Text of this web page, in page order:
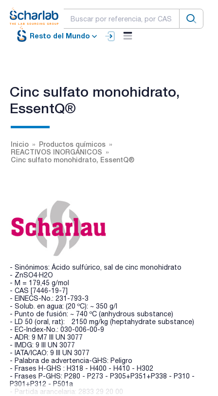
Resto del Mundo
Cinc sulfato monohidrato,
EssentQ®
Inicio
Productos químicos
REACTIVOS INORGÁNICOS
Cinc sulfato monohidrato, EssentQ®
- Sinónimos: Ácido sulfúrico, sal de cinc monohidrato
- ZnSO4·H2O
- M = 179,45 g/mol
- CAS [7446-19-7]
- EINECS-No.: 231-793-3
- Solub. en agua: (20 ºC): ~ 350 g/l
- Punto de fusión: ~ 740 ºC (anhydrous substance)
- LD 50 (oral, rat): 2150 mg/kg (heptahydrate substance)
- EC-Index-No.: 030-006-00-9
- ADR: 9 M7 III UN 3077
- IMDG: 9 III UN 3077
- IATA/ICAO: 9 III UN 3077
- Palabra de advertencia-GHS: Peligro
- Frases H-GHS : H318 - H400 - H410 - H302
- Frases P-GHS: P280 - P273 - P305+P351+P338 - P310 -
P301+P312 - P501a
- Partida arancelaria: 2833 29 20 00